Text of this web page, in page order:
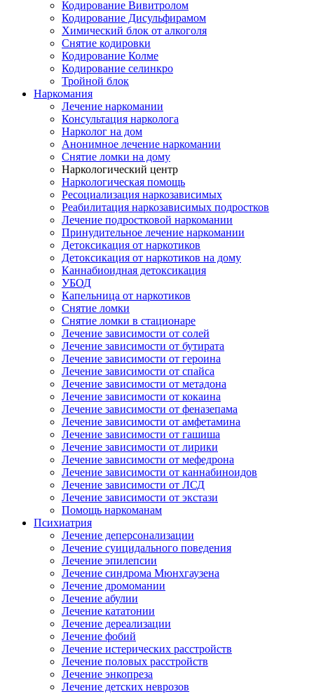
Кодирование Вивитролом
Кодирование Дисульфирамом
Химический блок от алкоголя
Снятие кодировки
Кодирование Колме
Кодирование селинкро
Тройной блок
Наркомания
Лечение наркомании
Консультация нарколога
Нарколог на дом
Анонимное лечение наркомании
Снятие ломки на дому
Наркологический центр
Наркологическая помощь
Ресоциализация наркозависимых
Реабилитация наркозависимых подростков
Лечение подростковой наркомании
Принудительное лечение наркомании
Детоксикация от наркотиков
Детоксикация от наркотиков на дому
Каннабиоидная детоксикация
УБОД
Капельница от наркотиков
Снятие ломки
Снятие ломки в стационаре
Лечение зависимости от солей
Лечение зависимости от бутирата
Лечение зависимости от героина
Лечение зависимости от спайса
Лечение зависимости от метадона
Лечение зависимости от кокаина
Лечение зависимости от феназепама
Лечение зависимости от амфетамина
Лечение зависимости от гашиша
Лечение зависимости от лирики
Лечение зависимости от мефедрона
Лечение зависимости от каннабиноидов
Лечение зависимости от ЛСД
Лечение зависимости от экстази
Помощь наркоманам
Психиатрия
Лечение деперсонализации
Лечение суицидального поведения
Лечение эпилепсии
Лечение синдрома Мюнхгаузена
Лечение дромомании
Лечение абулии
Лечение кататонии
Лечение дереализации
Лечение фобий
Лечение истерических расстройств
Лечение половых расстройств
Лечение энкопреза
Лечение детских неврозов